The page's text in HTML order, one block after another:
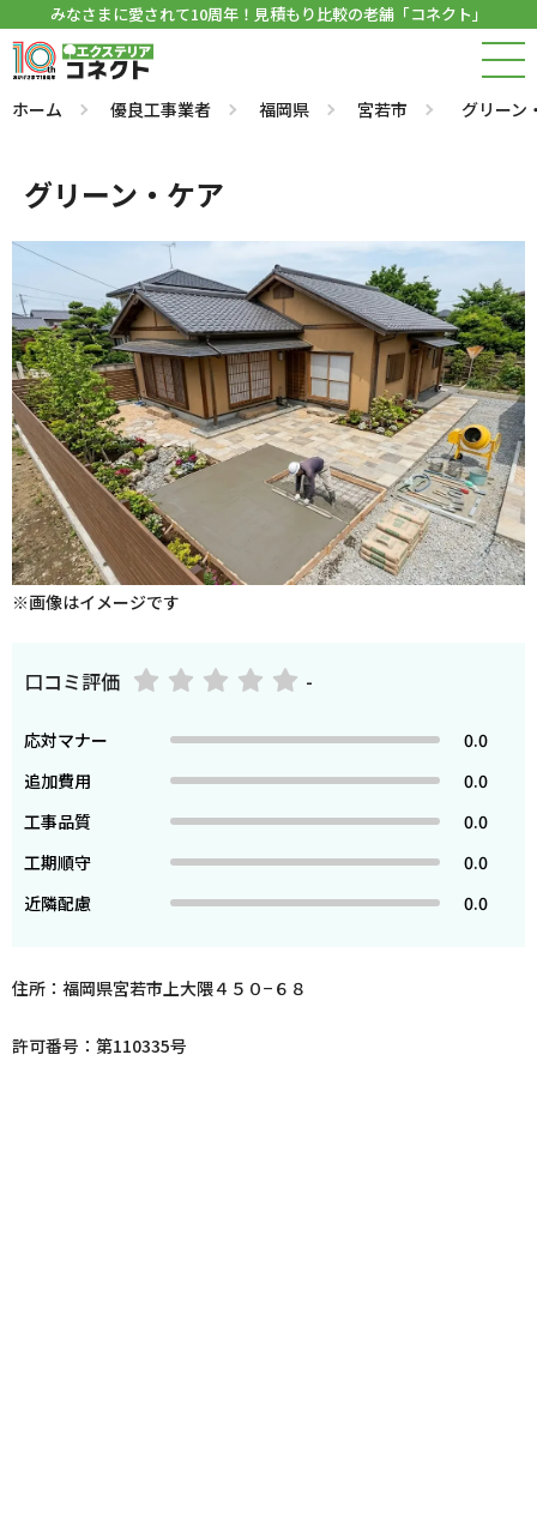
みなさまに愛されて10周年！見積もり比較の老舗「コネクト」
ホーム 優良工事業者 福岡県 宮若市 グリーン
グリーン・ケア
※画像はイメージです
口コミ評価 -
応対マナー
0.0
追加費用
0.0
工事品質
0.0
工期順守
0.0
近隣配慮
0.0
住所：福岡県宮若市上大隈４５０−６８
許可番号：第110335号